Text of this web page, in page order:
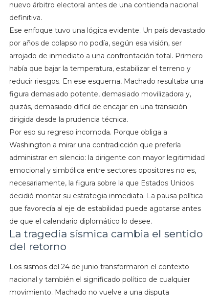
nuevo árbitro electoral antes de una contienda nacional
definitiva.
Ese enfoque tuvo una lógica evidente. Un país devastado
por años de colapso no podía, según esa visión, ser
arrojado de inmediato a una confrontación total. Primero
había que bajar la temperatura, estabilizar el terreno y
reducir riesgos. En ese esquema, Machado resultaba una
figura demasiado potente, demasiado movilizadora y,
quizás, demasiado difícil de encajar en una transición
dirigida desde la prudencia técnica.
Por eso su regreso incomoda. Porque obliga a
Washington a mirar una contradicción que prefería
administrar en silencio: la dirigente con mayor legitimidad
emocional y simbólica entre sectores opositores no es,
necesariamente, la figura sobre la que Estados Unidos
decidió montar su estrategia inmediata. La pausa política
que favorecía al eje de estabilidad puede agotarse antes
de que el calendario diplomático lo desee.
La tragedia sísmica cambia el sentido
del retorno
Los sismos del 24 de junio transformaron el contexto
nacional y también el significado político de cualquier
movimiento. Machado no vuelve a una disputa